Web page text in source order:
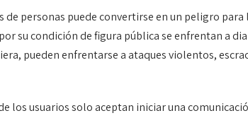
personas puede convertirse en un peligro para
su condición de figura pública se enfrentan a
pueden enfrentarse a ataques violentos,
usuarios solo aceptan iniciar una